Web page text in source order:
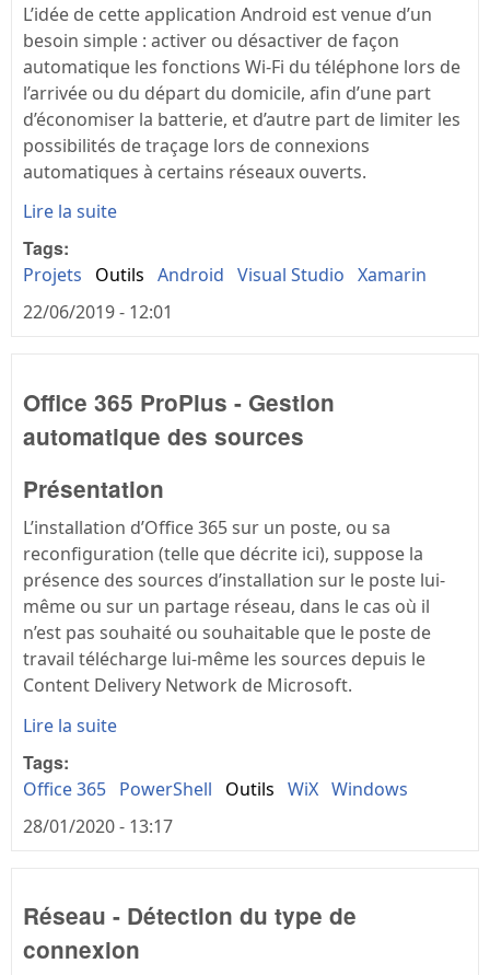
L’idée de cette application Android est venue d’un
besoin simple : activer ou désactiver de façon
automatique les fonctions Wi-Fi du téléphone lors de
l’arrivée ou du départ du domicile, afin d’une part
d’économiser la batterie, et d’autre part de limiter les
possibilités de traçage lors de connexions
automatiques à certains réseaux ouverts.
Lire la suite
Tags:
Projets Outils Android Visual Studio Xamarin
22/06/2019 - 12:01
Office 365 ProPlus - Gestion
automatique des sources
Présentation
L’installation d’Office 365 sur un poste, ou sa
reconfiguration (telle que décrite ici), suppose la
présence des sources d’installation sur le poste lui-
même ou sur un partage réseau, dans le cas où il
n’est pas souhaité ou souhaitable que le poste de
travail télécharge lui-même les sources depuis le
Content Delivery Network de Microsoft.
Lire la suite
Tags:
Office 365 PowerShell Outils WiX Windows
28/01/2020 - 13:17
Réseau - Détection du type de
connexion